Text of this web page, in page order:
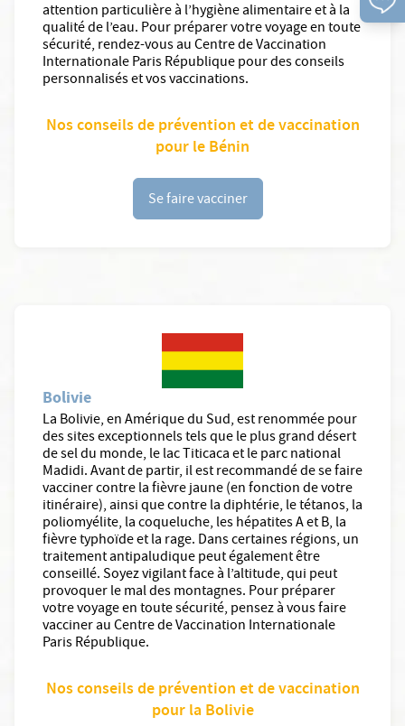
attention particulière à l’hygiène alimentaire et à la
qualité de l’eau. Pour préparer votre voyage en toute
sécurité, rendez-vous au Centre de Vaccination
Internationale Paris République pour des conseils
personnalisés et vos vaccinations.
Nos conseils de prévention et de vaccination
pour le Bénin
Se faire vacciner
Bolivie
La Bolivie, en Amérique du Sud, est renommée pour
des sites exceptionnels tels que le plus grand désert
de sel du monde, le lac Titicaca et le parc national
Madidi. Avant de partir, il est recommandé de se faire
vacciner contre la fièvre jaune (en fonction de votre
itinéraire), ainsi que contre la diphtérie, le tétanos, la
poliomyélite, la coqueluche, les hépatites A et B, la
fièvre typhoïde et la rage. Dans certaines régions, un
traitement antipaludique peut également être
conseillé. Soyez vigilant face à l’altitude, qui peut
provoquer le mal des montagnes. Pour préparer
votre voyage en toute sécurité, pensez à vous faire
vacciner au Centre de Vaccination Internationale
Paris République.
Nos conseils de prévention et de vaccination
pour la Bolivie